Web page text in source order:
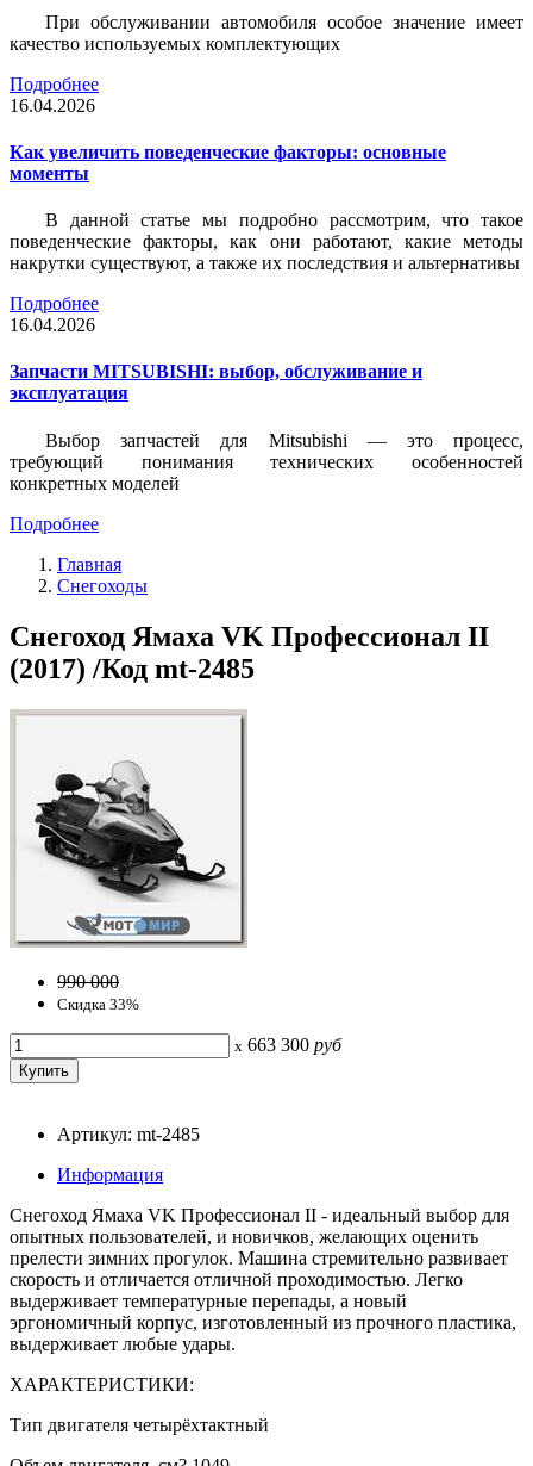
При обслуживании автомобиля особое значение имеет
качество используемых комплектующих
Подробнее
16.04.2026
Как увеличить поведенческие факторы: основные
моменты
В данной статье мы подробно рассмотрим, что такое
поведенческие факторы, как они работают, какие методы
накрутки существуют, а также их последствия и альтернативы
Подробнее
16.04.2026
Запчасти MITSUBISHI: выбор, обслуживание и
эксплуатация
Выбор запчастей для Mitsubishi — это процесс,
требующий понимания технических особенностей
конкретных моделей
Подробнее
Главная
Снегоходы
Снегоход Ямаха VK Профессионал II
(2017) /Код mt-2485
990 000
Скидка 33%
x 663 300 руб
Артикул: mt-2485
Информация
Снегоход Ямаха VK Профессионал II - идеальный выбор для
опытных пользователей, и новичков, желающих оценить
прелести зимних прогулок. Машина стремительно развивает
скорость и отличается отличной проходимостью. Легко
выдерживает температурные перепады, а новый
эргономичный корпус, изготовленный из прочного пластика,
выдерживает любые удары.
ХАРАКТЕРИСТИКИ:
Тип двигателя четырёхтактный